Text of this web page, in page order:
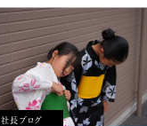
社長ブログ